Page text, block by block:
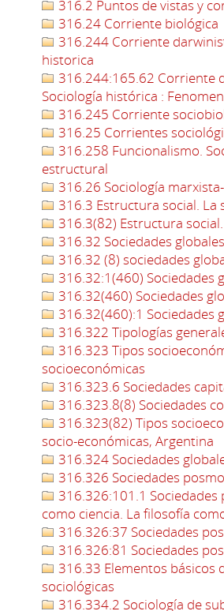
316.2 Puntos de vistas y
316.24 Corriente biológica
316.244 Corriente
historica
316.244:165.62 Corriente
Sociología histórica :
316.245 Corriente
316.25 Corrientes
316.258 Funcionalismo.
estructural
316.26 Sociología
316.3 Estructura social. La
316.3(82) Estructura
316.32 Sociedades globales
316.32 (8) sociedades
316.32:1(460) Sociedades
316.32(460) Sociedades
316.32(460):1 Sociedades
316.322 Tipologías
316.323 Tipos
socioeconómicas
316.323.6 Sociedades
316.323.8(8) Sociedades
316.323(82) Tipos
socio-económicas, Argentina
316.324 Sociedades
316.326 Sociedades
316.326:101.1 Sociedades
como ciencia. La filosofía
316.326:37 Sociedades
316.326:81 Sociedades
316.33 Elementos básicos
sociológicas
316.334.2 Sociología de